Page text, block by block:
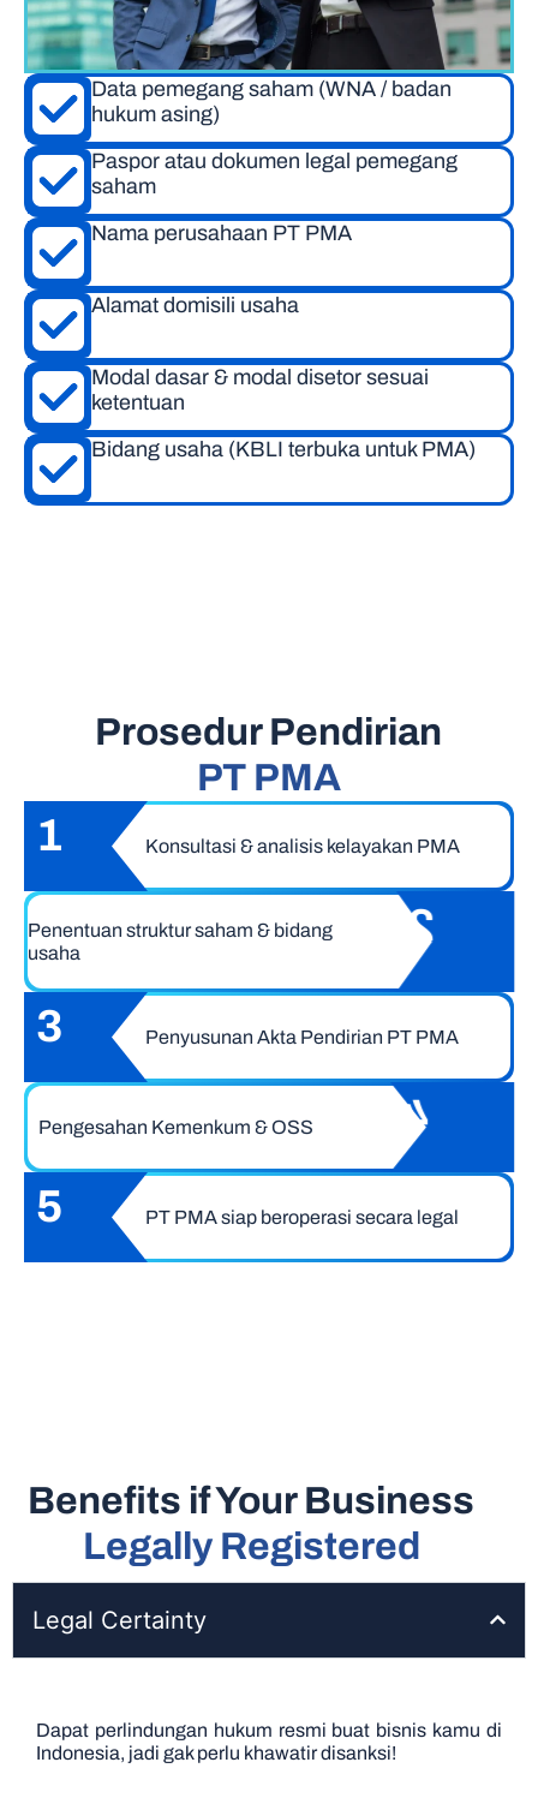
Data pemegang saham (WNA / badan
hukum asing)
Paspor atau dokumen legal pemegang
saham
Nama perusahaan PT PMA
Alamat domisili usaha
Modal dasar & modal disetor sesuai
ketentuan
Bidang usaha (KBLI terbuka untuk PMA)
Prosedur Pendirian
PT PMA
1 Konsultasi & analisis kelayakan PMA
2
Penentuan struktur saham & bidang
usaha
3 Penyusunan Akta Pendirian PT PMA
4
Pengesahan Kemenkum & OSS
5 PT PMA siap beroperasi secara legal
Benefits if Your Business
Legally Registered
Legal Certainty
Dapat perlindungan hukum resmi buat bisnis kamu di
Indonesia, jadi gak perlu khawatir disanksi!